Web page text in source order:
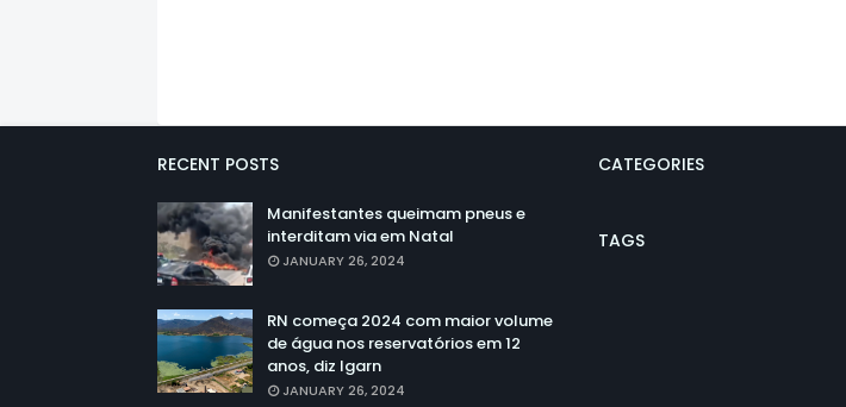
RECENT POSTS
Manifestantes queimam pneus e
interditam via em Natal
JANUARY 26, 2024
RN começa 2024 com maior volume
de água nos reservatórios em 12
anos, diz Igarn
JANUARY 26, 2024
CATEGORIES
TAGS